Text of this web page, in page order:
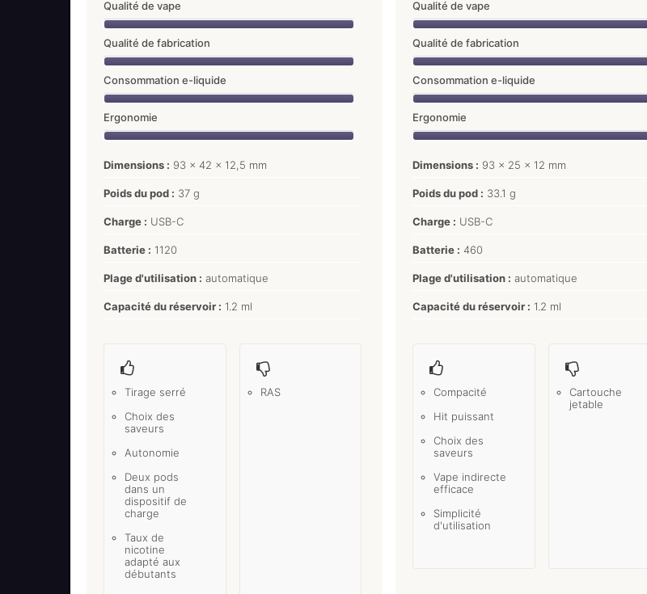
Qualité de vape
Qualité de fabrication
Consommation e-liquide
Ergonomie
Dimensions : 93 x 42 x 12,5 mm
Poids du pod : 37 g
Charge : USB-C
Batterie : 1120
Plage d'utilisation : automatique
Capacité du réservoir : 1.2 ml
Tirage serré
Choix des
saveurs
Autonomie
Deux pods
dans un
dispositif de
charge
Taux de
nicotine
adapté aux
débutants
RAS
Qualité de vape
Qualité de fabrication
Consommation e-liquide
Ergonomie
Dimensions : 93 x 25 x 12 mm
Poids du pod : 33.1 g
Charge : USB-C
Batterie : 460
Plage d'utilisation : automatique
Capacité du réservoir : 1.2 ml
Compacité
Hit puissant
Choix des
saveurs
Vape indirecte
efficace
Simplicité
d'utilisation
Cartouche
jetable